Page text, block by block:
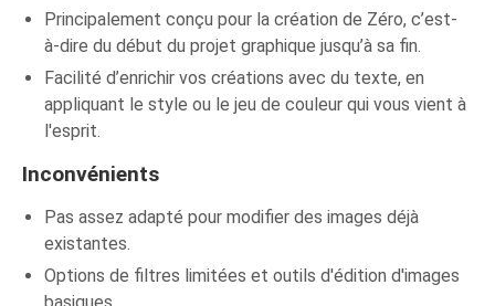
Principalement conçu pour la création de Zéro, c’est-
à-dire du début du projet graphique jusqu’à sa fin.
Facilité d’enrichir vos créations avec du texte, en
appliquant le style ou le jeu de couleur qui vous vient à
l'esprit.
Inconvénients
Pas assez adapté pour modifier des images déjà
existantes.
Options de filtres limitées et outils d'édition d'images